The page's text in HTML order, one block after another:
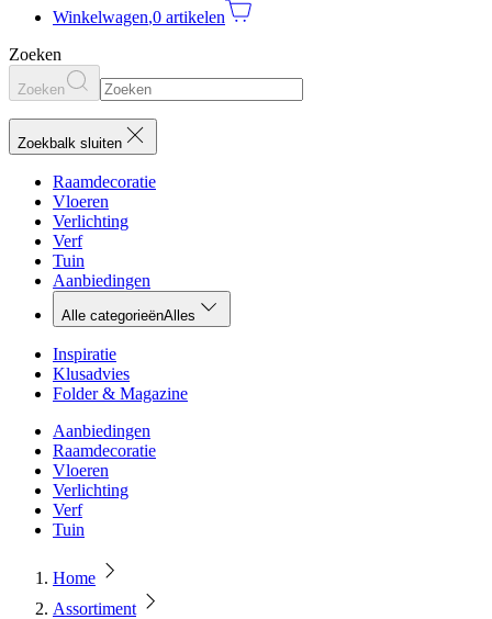
Winkelwagen,0 artikelen
Zoeken
Zoeken
Zoekbalk sluiten
Raamdecoratie
Vloeren
Verlichting
Verf
Tuin
Aanbiedingen
Alle categorieënAlles
Inspiratie
Klusadvies
Folder & Magazine
Aanbiedingen
Raamdecoratie
Vloeren
Verlichting
Verf
Tuin
Home
Assortiment